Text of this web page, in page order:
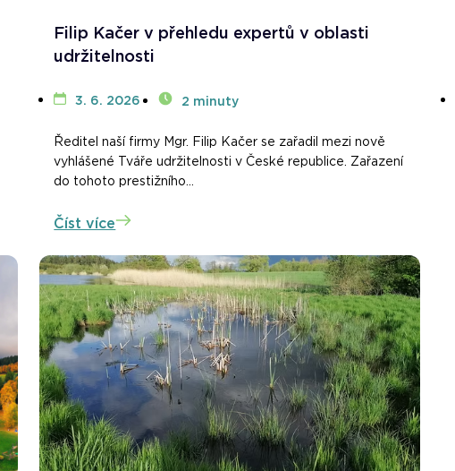
Filip Kačer v přehledu expertů v oblasti
udržitelnosti
3. 6. 2026 2 minuty
Ředitel naší firmy Mgr. Filip Kačer se zařadil mezi nově
vyhlášené Tváře udržitelnosti v České republice. Zařazení
do tohoto prestižního...
Číst více